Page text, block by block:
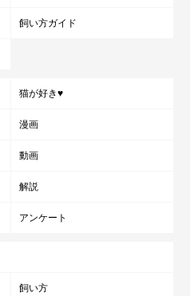
飼い方ガイド
猫が好き♥
漫画
動画
解説
アンケート
飼い方